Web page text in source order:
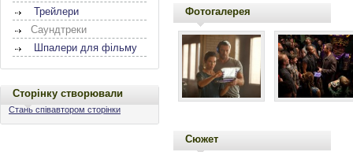
Трейлери
Саундтреки
Шпалери для фільму
Сторінку створювали
Стань співавтором сторінки
Фотогалерея
Сюжет